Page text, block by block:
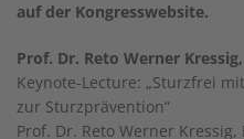
auf der Kongresswebsite.
Prof. Dr. Reto Werner
Keynote-Lecture: „Sturzfrei
zur Sturzprävention“
Prof. Dr. Reto Werner Kressig,